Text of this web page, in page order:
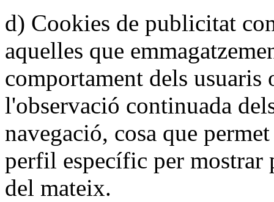
d) Cookies de publicitat
aquelles que
comportament dels usuaris
l'observació continuada
navegació, cosa que
perfil específic per
del mateix.